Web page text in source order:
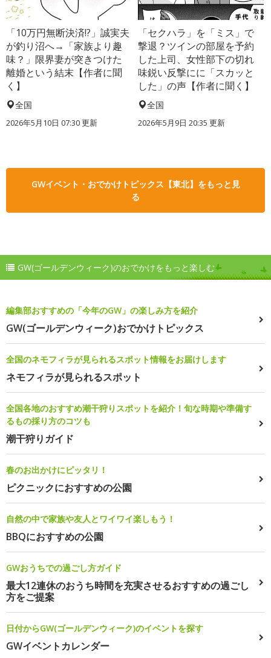
「10万円無断決済!?」誠実夫
が釣り沼へ→「家族より趣
味？」限界妻が突きつけた
離婚という結末【作者に聞
く】
全国
2026年5月10日 07:30 更新
「セクハラ」を「ミス」で
撃退？ツインの部屋を予約
した上司、女性部下の切れ
味鋭い反撃にに「スカッと
した」の声【作者に聞く】
全国
2026年5月9日 20:35 更新
GWイベント・おでかけトピックス【東北】をもっと見
る
GW(ゴールデンウィーク)のおでかけをもっと楽しむ
編集部おすすめの「今年のGW」の楽しみ方を紹介
GW(ゴールデンウィーク)おでかけトピックス
全国のネモフィラが見られるスポット情報をお届けします
ネモフィラが見られるスポット
全国各地のおすすめ潮干狩りスポットを紹介！旬な時期や準備す
るもの採り方のコツも
潮干狩りガイド
春のお出かけにピッタリ！
ピクニックにおすすめの公園
自然の中で家族や友人とワイワイ楽しもう！
BBQにおすすめの公園
GWおうちでの過ごし方ガイド
最大12連休のおうち時間を充実させるおすすめの過ごし
方をご提案
日付からGW(ゴールデンウィーク)のイベントを探す
GWイベントカレンダー